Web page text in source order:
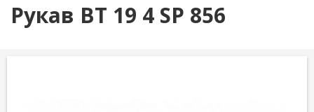
Рукав ВТ 19 4 SP 856